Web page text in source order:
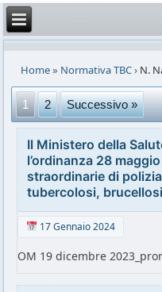
Home» Normativa TBC› N.
1 2 Successivo »
Il Ministero della
l’ordinanza 28
straordinarie di
tubercolosi,
17 Gennaio 2024
OM 19 dicembre